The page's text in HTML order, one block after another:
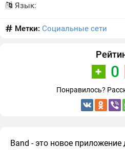
Язык:
Метки: Социальные сети
0
Понравилось?
Band - это новое